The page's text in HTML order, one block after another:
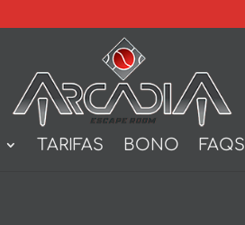
TARIFAS BONO FAQS